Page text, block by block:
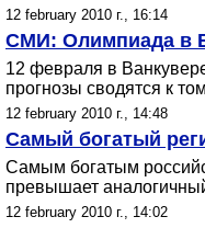
12 february 2010 г., 16:14
СМИ: Олимпиада в
12 февраля в
прогнозы сводятся к
12 february 2010 г., 14:48
Самый богатый
Самым богатым
превышает
12 february 2010 г., 14:02